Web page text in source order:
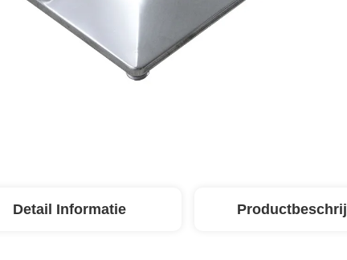
Detail Informatie